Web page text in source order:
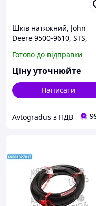
Шків натяжний, John
Deere 9500-9610, STS,
22741-11
Готово до відправки
Ціну уточнюйте
Написати
Avtogradus з ПДВ